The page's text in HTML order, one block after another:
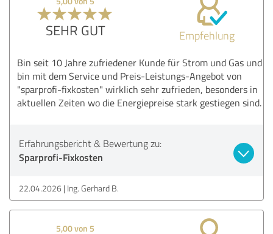
SEHR GUT Empfehlung
Bin seit 10 Jahre zufriedener Kunde für Strom und Gas und
bin mit dem Service und Preis-Leistungs-Angebot von
"sparprofi-fixkosten" wirklich sehr zufrieden, besonders in
aktuellen Zeiten wo die Energiepreise stark gestiegen sind.
Erfahrungsbericht & Bewertung zu:
Sparprofi-Fixkosten
22.04.2026 Ing. Gerhard B.
5,00 von 5